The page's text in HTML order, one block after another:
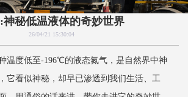
神秘低温液体的奇妙世界
26/04/21 15:30:04
度低至-196℃的液态氮气，是自然界中神
它看似神秘，却早已渗透到我们生活、工